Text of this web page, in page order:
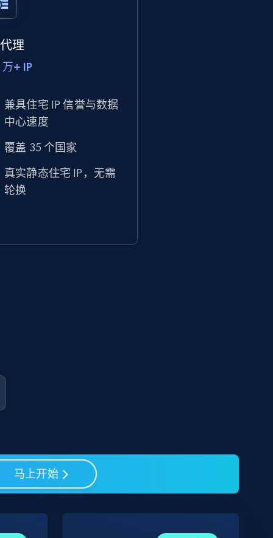
理
+ IP
兼具住宅 IP 信誉与数据
中心速度
覆盖 35 个国家
真实静态住宅 IP，无需
轮换
马上开始